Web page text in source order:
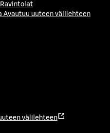
Ravintolat
Avautuu uuteen välilehteen
välilehteen